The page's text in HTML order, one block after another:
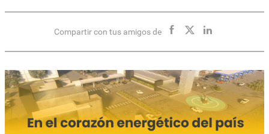
Compartir con tus amigos de